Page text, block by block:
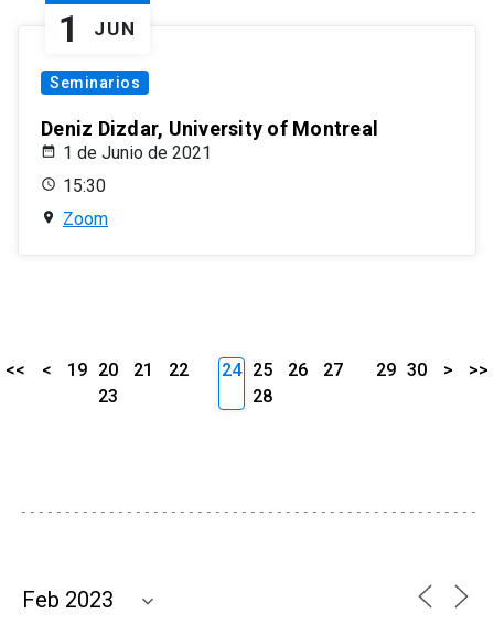
1 JUN
Seminarios
Deniz Dizdar, University of Montreal
1 de Junio de 2021
15:30
Zoom
<< < 19 20 21
22
23
24 25 26
27
28
29 30 > >>